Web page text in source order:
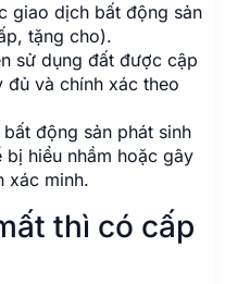
giao dịch bất động sản
tặng cho).
sử dụng đất được cập
đủ và chính xác theo
động sản phát sinh
hiểu nhầm hoặc gây
xác minh.
thì có cấp